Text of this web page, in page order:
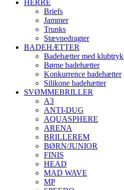
HERRE
Briefs
Jammer
Trunks
Stævnedragter
BADEHÆTTER
Badehætter med klubtryk
Børne badehætter
Konkurrence badehætter
Silikone badehætter
SVØMMEBRILLER
A3
ANTI-DUG
AQUASPHERE
ARENA
BRILLEREM
BØRN/JUNIOR
FINIS
HEAD
MAD WAVE
MP